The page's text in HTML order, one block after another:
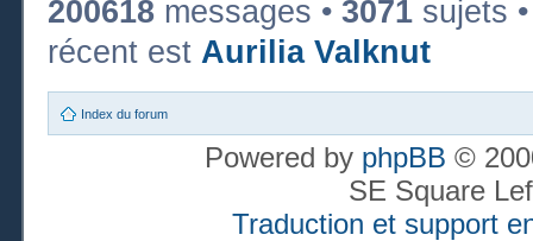
200618 messages • 3071 sujets
récent est Aurilia Valknut
Index du forum
Powered by phpBB ©
SE Square
Traduction et support